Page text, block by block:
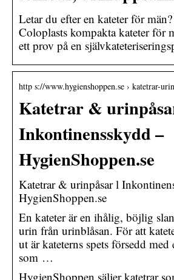
Letar du efter en kateter för
Coloplasts kompakta kateter för
ett prov på en
http s://www.hygienshoppen.se › katetrar-
Katetrar &
Inkontinensskydd –
HygienShoppen.se
Katetrar & urinpåsar l
HygienShoppen.se
En kateter är en ihålig, böjlig
urin från urinblåsan. För att
ut är kateterns spets försedd
som …
HygienShoppen säljer katetrar